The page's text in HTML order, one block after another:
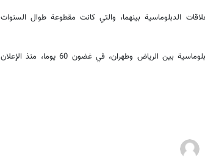
الدبلوماسية بينهما، والتي كانت مقطوعة طوال السنوات
وينص الاتفاق بين البلدين، على استئناف العلاقات الدبلوماسية بين الرياض وطهران، في غضون 60 يوما، منذ الإعلان